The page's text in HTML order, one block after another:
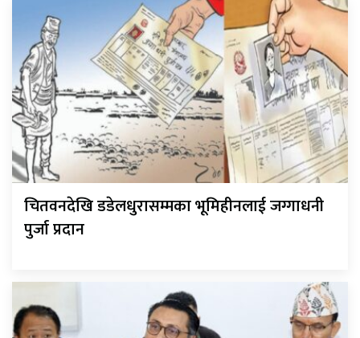
चितवनदेखि डडेलधुरासम्मका भूमिहीनलाई जग्गाधनी
पुर्जा प्रदान